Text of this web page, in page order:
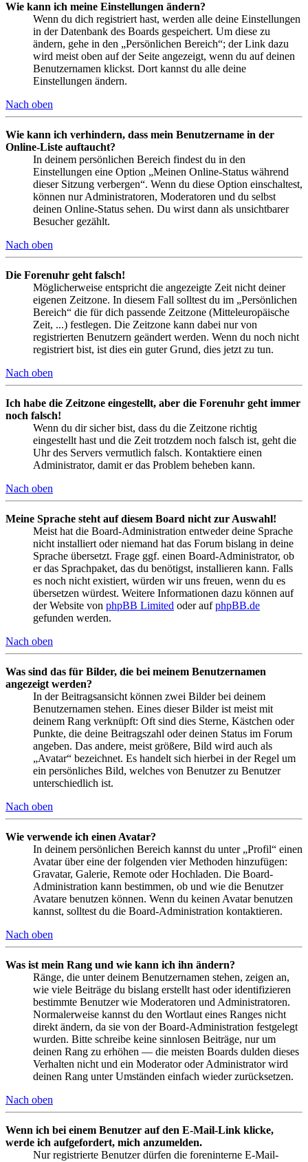
Wie kann ich meine Einstellungen ändern?
Wenn du dich registriert hast, werden alle deine Einstellungen
in der Datenbank des Boards gespeichert. Um diese zu
ändern, gehe in den „Persönlichen Bereich“; der Link dazu
wird meist oben auf der Seite angezeigt, wenn du auf deinen
Benutzernamen klickst. Dort kannst du alle deine
Einstellungen ändern.
Nach oben
Wie kann ich verhindern, dass mein Benutzername in der
Online-Liste auftaucht?
In deinem persönlichen Bereich findest du in den
Einstellungen eine Option „Meinen Online-Status während
dieser Sitzung verbergen“. Wenn du diese Option einschaltest,
können nur Administratoren, Moderatoren und du selbst
deinen Online-Status sehen. Du wirst dann als unsichtbarer
Besucher gezählt.
Nach oben
Die Forenuhr geht falsch!
Möglicherweise entspricht die angezeigte Zeit nicht deiner
eigenen Zeitzone. In diesem Fall solltest du im „Persönlichen
Bereich“ die für dich passende Zeitzone (Mitteleuropäische
Zeit, ...) festlegen. Die Zeitzone kann dabei nur von
registrierten Benutzern geändert werden. Wenn du noch nicht
registriert bist, ist dies ein guter Grund, dies jetzt zu tun.
Nach oben
Ich habe die Zeitzone eingestellt, aber die Forenuhr geht immer
noch falsch!
Wenn du dir sicher bist, dass du die Zeitzone richtig
eingestellt hast und die Zeit trotzdem noch falsch ist, geht die
Uhr des Servers vermutlich falsch. Kontaktiere einen
Administrator, damit er das Problem beheben kann.
Nach oben
Meine Sprache steht auf diesem Board nicht zur Auswahl!
Meist hat die Board-Administration entweder deine Sprache
nicht installiert oder niemand hat das Forum bislang in deine
Sprache übersetzt. Frage ggf. einen Board-Administrator, ob
er das Sprachpaket, das du benötigst, installieren kann. Falls
es noch nicht existiert, würden wir uns freuen, wenn du es
übersetzen würdest. Weitere Informationen dazu können auf
der Website von phpBB Limited oder aufphpBB.de
gefunden werden.
Nach oben
Was sind das für Bilder, die bei meinem Benutzernamen
angezeigt werden?
In der Beitragsansicht können zwei Bilder bei deinem
Benutzernamen stehen. Eines dieser Bilder ist meist mit
deinem Rang verknüpft: Oft sind dies Sterne, Kästchen oder
Punkte, die deine Beitragszahl oder deinen Status im Forum
angeben. Das andere, meist größere, Bild wird auch als
„Avatar“ bezeichnet. Es handelt sich hierbei in der Regel um
ein persönliches Bild, welches von Benutzer zu Benutzer
unterschiedlich ist.
Nach oben
Wie verwende ich einen Avatar?
In deinem persönlichen Bereich kannst du unter „Profil“ einen
Avatar über eine der folgenden vier Methoden hinzufügen:
Gravatar, Galerie, Remote oder Hochladen. Die Board-
Administration kann bestimmen, ob und wie die Benutzer
Avatare benutzen können. Wenn du keinen Avatar benutzen
kannst, solltest du die Board-Administration kontaktieren.
Nach oben
Was ist mein Rang und wie kann ich ihn ändern?
Ränge, die unter deinem Benutzernamen stehen, zeigen an,
wie viele Beiträge du bislang erstellt hast oder identifizieren
bestimmte Benutzer wie Moderatoren und Administratoren.
Normalerweise kannst du den Wortlaut eines Ranges nicht
direkt ändern, da sie von der Board-Administration festgelegt
wurden. Bitte schreibe keine sinnlosen Beiträge, nur um
deinen Rang zu erhöhen — die meisten Boards dulden dieses
Verhalten nicht und ein Moderator oder Administrator wird
deinen Rang unter Umständen einfach wieder zurücksetzen.
Nach oben
Wenn ich bei einem Benutzer auf den E-Mail-Link klicke,
werde ich aufgefordert, mich anzumelden.
Nur registrierte Benutzer dürfen die foreninterne E-Mail-